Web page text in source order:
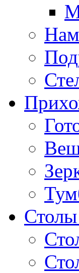
Столы